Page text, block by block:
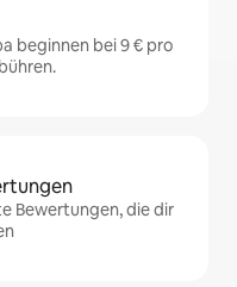
beginnen bei 9 € pro
Bewertungen, die dir